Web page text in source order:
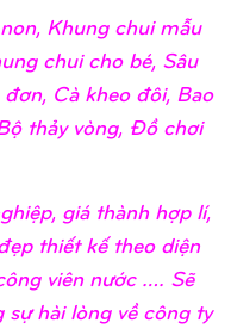
Khung chui mẫu
chui cho bé, Sâu
Cà kheo đôi, Bao
thảy vòng, Đồ chơi
giá thành hợp lí,
thiết kế theo diện
viên nước …. Sẽ
hài lòng về công ty